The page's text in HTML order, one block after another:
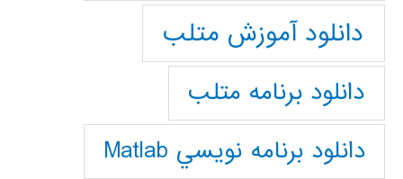
دانلود آموزش متلب
دانلود برنامه متلب
دانلود برنامه نويسي Matlab